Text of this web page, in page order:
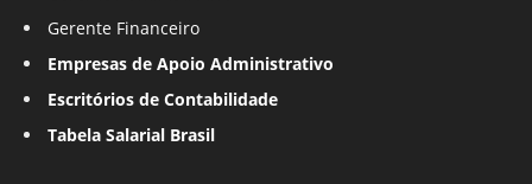
Gerente Financeiro
Empresas de Apoio Administrativo
Escritórios de Contabilidade
Tabela Salarial Brasil